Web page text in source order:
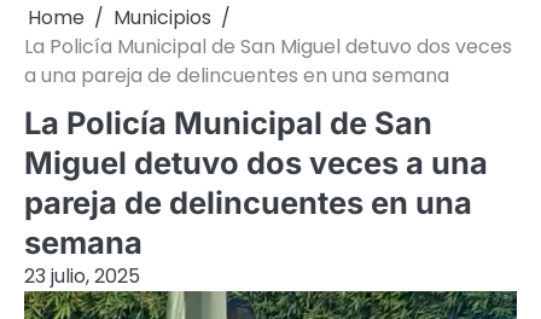
Home
Municipios
La Policía Municipal de San Miguel detuvo dos veces
a una pareja de delincuentes en una semana
La Policía Municipal de San
Miguel detuvo dos veces a una
pareja de delincuentes en una
semana
23 julio, 2025